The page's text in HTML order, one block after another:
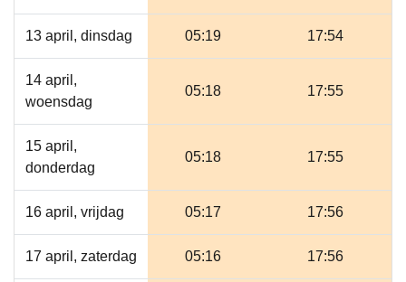
13 april, dinsdag 05:19 17:54
14 april,
woensdag
05:18 17:55
15 april,
donderdag
05:18 17:55
16 april, vrijdag 05:17 17:56
17 april, zaterdag 05:16 17:56